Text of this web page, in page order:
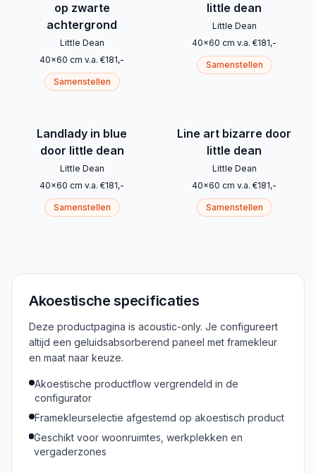
op zwarte
achtergrond
Little Dean
40x60 cm v.a. €181,-
Samenstellen
little dean
Little Dean
40x60 cm v.a. €181,-
Samenstellen
Landlady in blue
door little dean
Little Dean
40x60 cm v.a. €181,-
Samenstellen
Line art bizarre door
little dean
Little Dean
40x60 cm v.a. €181,-
Samenstellen
Akoestische specificaties
Deze productpagina is acoustic-only. Je configureert
altijd een geluidsabsorberend paneel met framekleur
en maat naar keuze.
Akoestische productflow vergrendeld in de
configurator
Framekleurselectie afgestemd op akoestisch product
Geschikt voor woonruimtes, werkplekken en
vergaderzones